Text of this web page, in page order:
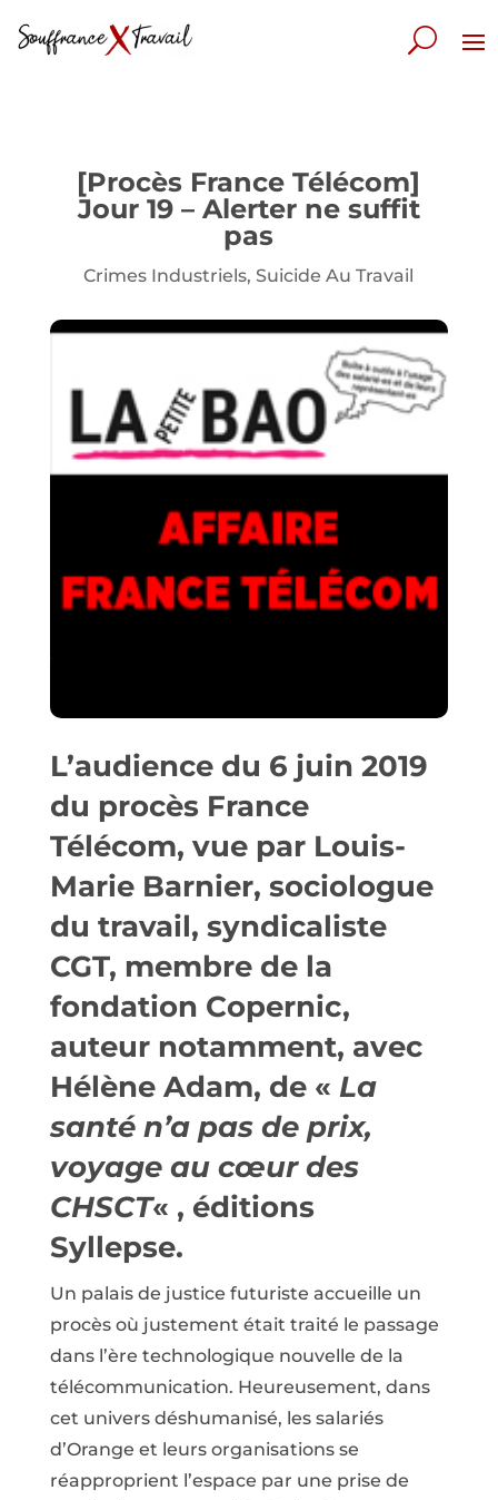
[Procès France Télécom]
Jour 19 – Alerter ne suffit
pas
Crimes Industriels,Suicide Au Travail
L’audience du 6 juin 2019
du procès France
Télécom, vue par Louis-
Marie Barnier, sociologue
du travail, syndicaliste
CGT, membre de la
fondation Copernic,
auteur notamment, avec
Hélène Adam, de « La
santé n’a pas de prix,
voyage au cœur des
CHSCT« , éditions
Syllepse.
Un palais de justice futuriste accueille un
procès où justement était traité le passage
dans l’ère technologique nouvelle de la
télécommunication. Heureusement, dans
cet univers déshumanisé, les salariés
d’Orange et leurs organisations se
réapproprient l’espace par une prise de